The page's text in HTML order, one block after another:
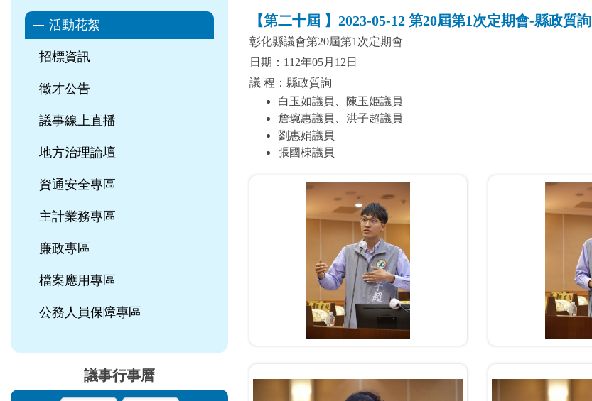
活動花絮
招標資訊
徵才公告
議事線上直播
地方治理論壇
資通安全專區
主計業務專區
廉政專區
檔案應用專區
公務人員保障專區
議事行事曆
【第二十屆 】2023-05-12 第20屆第1次定期會-縣政質詢
彰化縣議會第20屆第1次定期會
日期：112年05月12日
議 程：縣政質詢
白玉如議員、陳玉姫議員
詹琬惠議員、洪子超議員
劉惠娟議員
張國棟議員